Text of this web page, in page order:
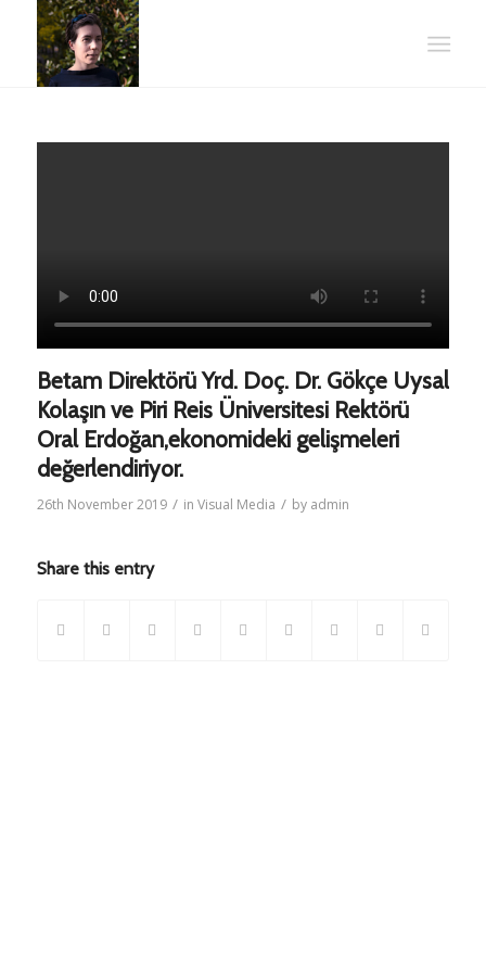
Betam Direktörü Yrd. Doç. Dr. Gökçe Uysal
Kolaşın ve Piri Reis Üniversitesi Rektörü
Oral Erdoğan,ekonomideki gelişmeleri
değerlendiriyor.
26th November 2019 / in Visual Media / by admin
Share this entry